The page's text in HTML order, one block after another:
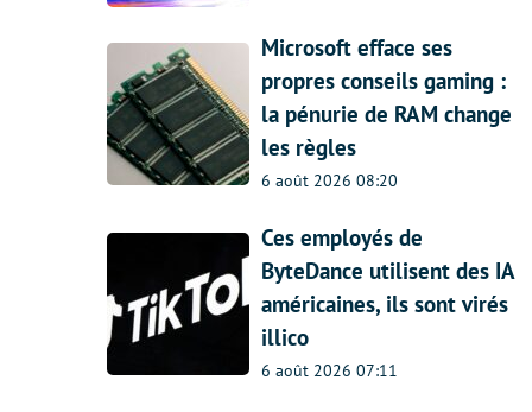
Microsoft efface ses
propres conseils gaming :
la pénurie de RAM change
les règles
6 août 2026 08:20
Ces employés de
ByteDance utilisent des IA
américaines, ils sont virés
illico
6 août 2026 07:11